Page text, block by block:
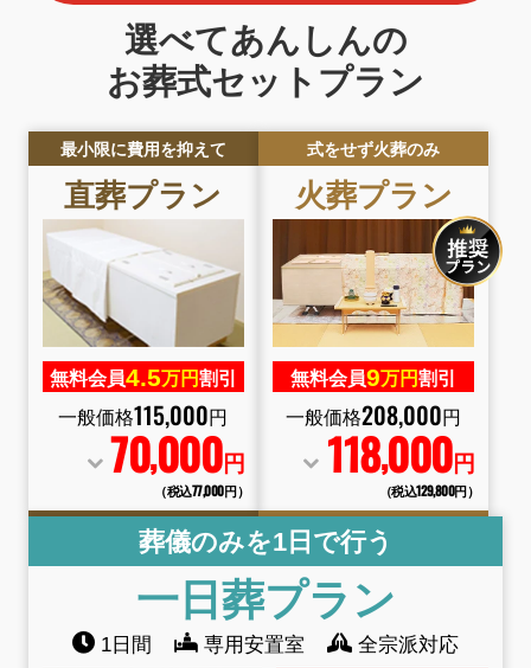
選べてあんしんの
お葬式セットプラン
最小限に費用を抑えて
直葬プラン
無料会員4.5万円割引
一般価格115,000円
70,000円
（税込77,000円）
式をせず火葬のみ
火葬プラン
無料会員9万円割引
一般価格208,000円
118,000円
（税込129,800円）
葬儀のみを1日で行う
一日葬プラン
1日間 専用安置室 全宗派対応